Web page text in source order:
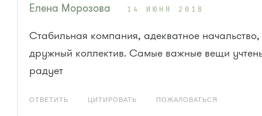
Елена Морозова 14 ИЮНЯ 2018
Стабильная компания, адекватное начальство,
дружный коллектив. Самые важные вещи
радует
ОТВЕТИТЬ ЦИТИРОВАТЬ ПОЖАЛОВАТЬСЯ